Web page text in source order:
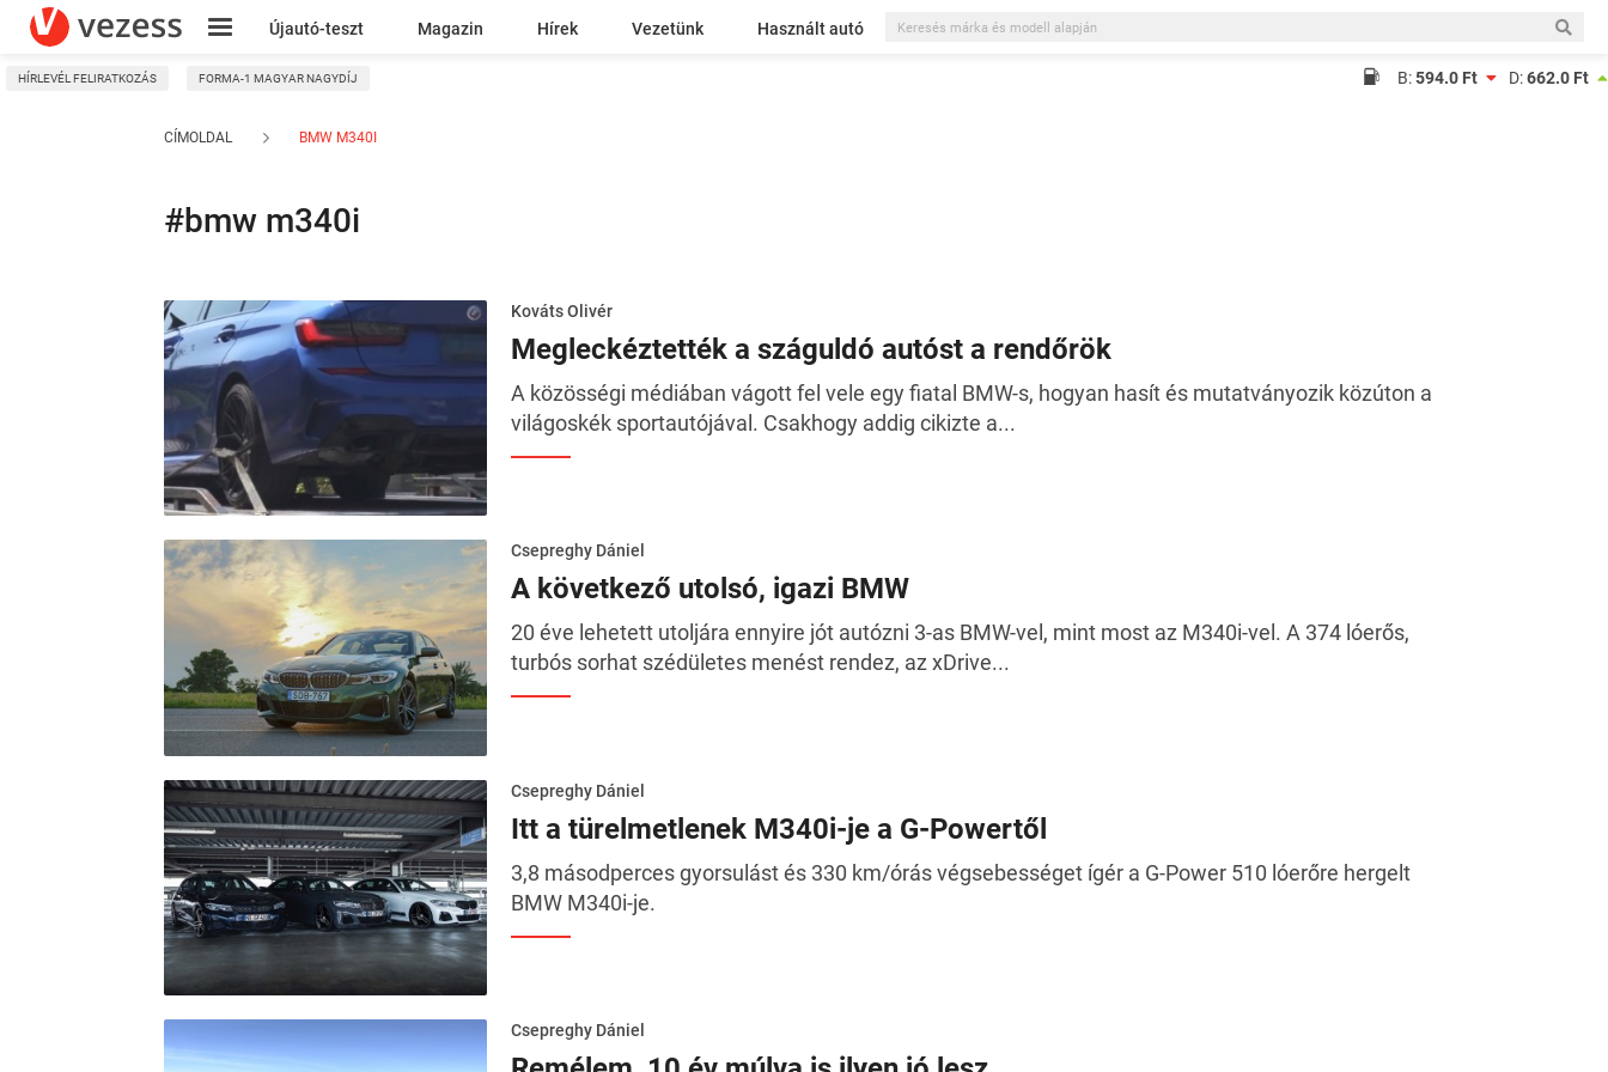
Újautó-teszt Magazin Hírek Vezetünk Használt autó
Kresz
HÍRLEVÉL FELIRATKOZÁS FORMA-1 MAGYAR NAGYDÍJ B:594.0 Ft D:662.0 Ft
CÍMOLDAL BMW M340I
#bmw m340i
Kováts Olivér
Megleckéztették a száguldó autóst a rendőrök
A közösségi médiában vágott fel vele egy fiatal BMW-s, hogyan hasít és mutatványozik közúton a
világoskék sportautójával. Csakhogy addig cikizte a...
Csepreghy Dániel
A következő utolsó, igazi BMW
20 éve lehetett utoljára ennyire jót autózni 3-as BMW-vel, mint most az M340i-vel. A 374 lóerős,
turbós sorhat szédületes menést rendez, az xDrive...
Csepreghy Dániel
Itt a türelmetlenek M340i-je a G-Powertől
3,8 másodperces gyorsulást és 330 km/órás végsebességet ígér a G-Power 510 lóerőre hergelt
BMW M340i-je.
Csepreghy Dániel